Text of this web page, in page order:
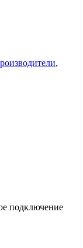
,
подключение